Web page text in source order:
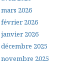
mars 2026
février 2026
janvier 2026
décembre 2025
novembre 2025